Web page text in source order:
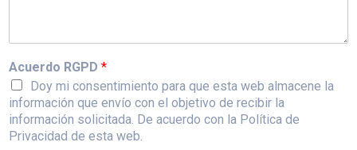
Acuerdo RGPD *
Doy mi consentimiento para que esta web almacene la
información que envío con el objetivo de recibir la
información solicitada. De acuerdo con la Política de
Privacidad de esta web.